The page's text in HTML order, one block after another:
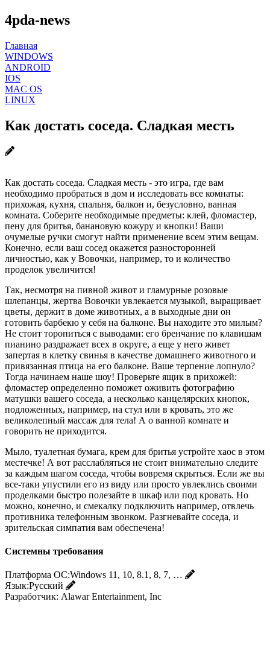
4pda-news
Главная
WINDOWS
ANDROID
IOS
MAC OS
LINUX
Как достать соседа. Сладкая месть
Как достать соседа. Сладкая месть - это игра, где вам
необходимо пробраться в дом и исследовать все комнаты:
прихожая, кухня, спальня, балкон и, безусловно, ванная
комната. Соберите необходимые предметы: клей, фломастер,
пену для бритья, банановую кожуру и кнопки! Ваши
очумелые ручки смогут найти применение всем этим вещам.
Конечно, если ваш сосед окажется разносторонней
личностью, как у Вовочки, например, то и количество
проделок увеличится!
Так, несмотря на пивной живот и гламурные розовые
шлепанцы, жертва Вовочки увлекается музыкой, выращивает
цветы, держит в доме животных, а в выходные дни он
готовить барбекю у себя на балконе. Вы находите это милым?
Не стоит торопиться с выводами: его бренчание по клавишам
пианино раздражает всех в округе, а еще у него живет
запертая в клетку свинья в качестве домашнего животного и
привязанная птица на его балконе. Ваше терпение лопнуло?
Тогда начинаем наше шоу! Проверьте ящик в прихожей:
фломастер определенно поможет оживить фотографию
матушки вашего соседа, а несколько канцелярских кнопок,
подложенных, например, на стул или в кровать, это же
великолепный массаж для тела! А о ванной комнате и
говорить не приходится.
Мыло, туалетная бумага, крем для бритья устройте хаос в этом
местечке! А вот расслабляться не стоит внимательно следите
за каждым шагом соседа, чтобы вовремя скрыться. Если же вы
все-таки упустили его из виду или просто увлеклись своими
проделками быстро полезайте в шкаф или под кровать. Но
можно, конечно, и смекалку подключить например, отвлечь
противника телефонным звонком. Разгневайте соседа, и
зрительская симпатия вам обеспечена!
Системны требования
Платформа ОС:Windows 11, 10, 8.1, 8, 7, …
Язык:Русский
Разработчик: Alawar Entertainment, Inc